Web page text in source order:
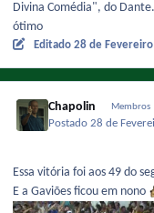
Divina Comédia", do
ótimo
Editado 28 de
Chapolin Membros
Postado28 de
Essa vitória foi aos 49 do
E a Gaviões ficou em nono